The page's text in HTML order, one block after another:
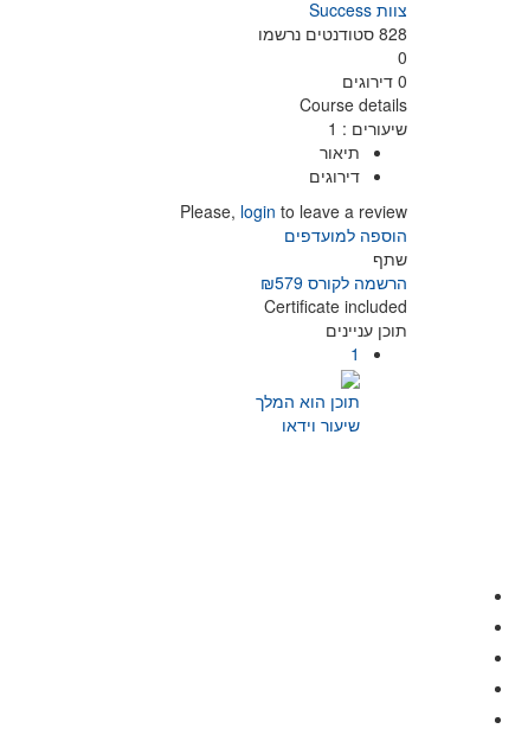
צוות Success
828 סטודנטים נרשמו
0
0 דירוגים
Course details
שיעורים :
1
תיאור
דירוגים
Please, login to leave a review
הוספה למועדפים
שתף
הרשמה לקורס ₪579
Certificate included
תוכן עניינים
1
תוכן הוא המלך
שיעור וידאו